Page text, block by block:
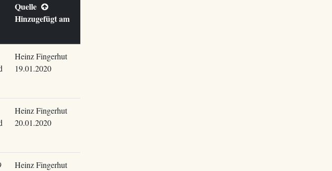
Quelle
Hinzugefügt am
Heinz Fingerhut
19.01.2020
Heinz Fingerhut
20.01.2020
Heinz Fingerhut